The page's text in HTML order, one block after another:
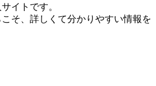
イトです。
そ、詳しくて分かりやすい情報を